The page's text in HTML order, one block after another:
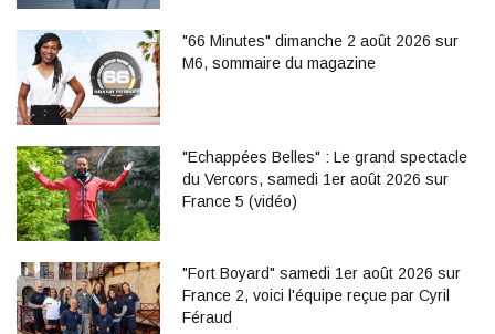
"66 Minutes" dimanche 2 août 2026 sur
M6, sommaire du magazine
"Echappées Belles" : Le grand spectacle
du Vercors, samedi 1er août 2026 sur
France 5 (vidéo)
"Fort Boyard" samedi 1er août 2026 sur
France 2, voici l'équipe reçue par Cyril
Féraud